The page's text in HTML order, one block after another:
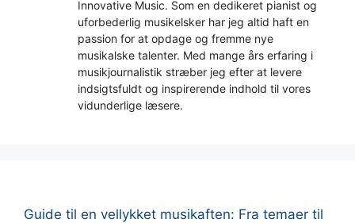
Innovative Music. Som en dedikeret pianist og
uforbederlig musikelsker har jeg altid haft en
passion for at opdage og fremme nye
musikalske talenter. Med mange års erfaring i
musikjournalistik stræber jeg efter at levere
indsigtsfuldt og inspirerende indhold til vores
vidunderlige læsere.
Guide til en vellykket musikaften: Fra temaer til